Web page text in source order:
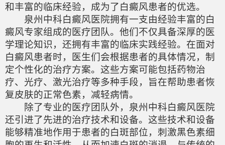
和丰富的临床经验，成为了白癜风患者的优选。
泉州中科白癜风医院拥有一支由经验丰富的白
癜风专家组成的医疗团队。他们不仅具备深厚的医
学理论知识，还拥有丰富的临床实践经验。在面对
白癜风患者时，医生们会根据患者的具体情况，制
定个性化的治疗方案。这些方案可能包括药物治
疗、光疗、激光治疗等多种手段，旨在帮助患者恢
复皮肤的正常色素，减轻病情。
除了专业的医疗团队外，泉州中科白癜风医院
还引进了先进的治疗技术和设备。这些技术和设备
能够精准地作用于患者的白斑部位，刺激黑色素细